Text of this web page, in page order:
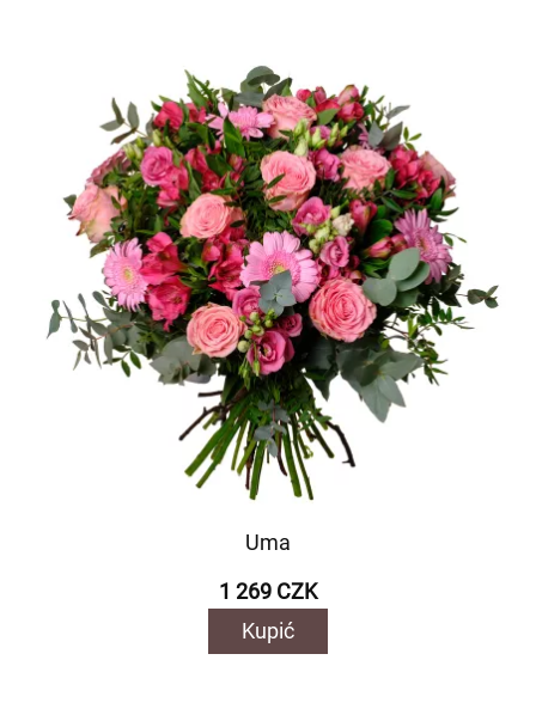
Uma
1 269 CZK
Kupić